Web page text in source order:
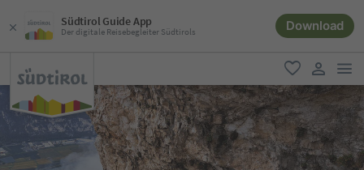
Südtirol Guide App
Der digitale Reisebegleiter Südtirols Download
favorit
user link